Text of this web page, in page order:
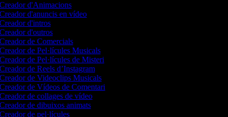
d'Animacions
d'anuncis en vídeo
d'intros
d'outros
de Comercials
de Pel·lícules Musicals
de Pel·lícules de Misteri
de Reels d’Instagram
de Videoclips Musicals
de Vídeos de Comentari
de collages de vídeo
de dibuixos animats
de pel·lícules